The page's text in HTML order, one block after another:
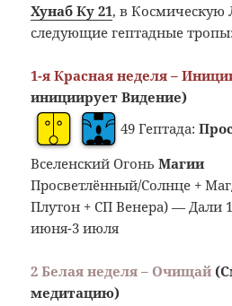
Хунаб Ку 21, в Космическую
следующие гептадные тропы:
1-я Красная неделя –
инициирует Видение)
49 Гептада:
Вселенский ОгоньМагии
Просветлённый/Солнце +
Плутон + СП Венера) — Дали
июня-3 июля
2 Белая неделя – Очищай
медитацию)